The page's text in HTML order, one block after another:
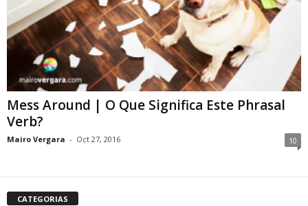
Mess Around | O Que Significa Este Phrasal
Verb?
Mairo Vergara - Oct 27, 2016 10
CATEGORIAS